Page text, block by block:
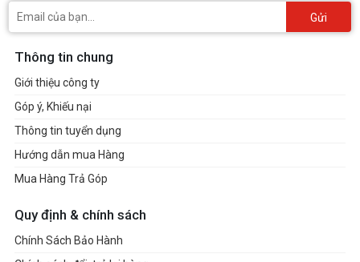
Gửi
Thông tin chung
Giới thiệu công ty
Góp ý, Khiếu nại
Thông tin tuyển dụng
Hướng dẫn mua Hàng
Mua Hàng Trả Góp
Quy định & chính sách
Chính Sách Bảo Hành